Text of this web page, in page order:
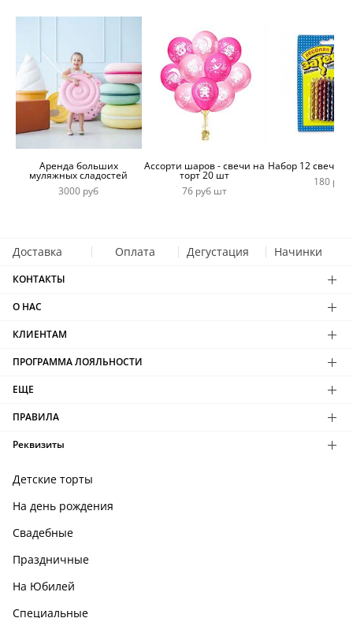
Аренда больших
муляжных сладостей
3000 руб
Ассорти шаров - свечи на
торт 20 шт
76 руб шт
Набор 12 свечей
180 руб
Доставка Оплата Дегустация Начинки
КОНТАКТЫ
О НАС
КЛИЕНТАМ
ПРОГРАММА ЛОЯЛЬНОСТИ
ЕЩЕ
ПРАВИЛА
Реквизиты
Детские торты
На день рождения
Свадебные
Праздничные
На Юбилей
Специальные